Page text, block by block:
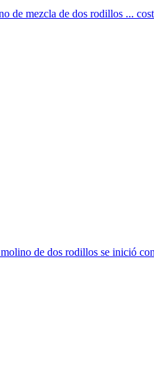
de mezcla de dos rodillos ...
de dos rodillos se inició